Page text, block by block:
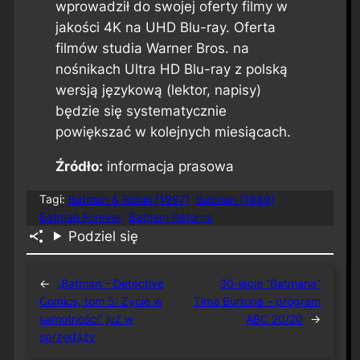
wprowadził do swojej oferty filmy w
jakości 4K na UHD Blu-ray. Oferta
filmów studia Warner Bros. na
nośnikach Ultra HD Blu-ray z polską
wersją językową (lektor, napisy)
będzie się systematycznie
powiększać w kolejnych miesiącach.
Źródło: informacja prasowa
Tagi: Batman & Robin (1997) Batman (1989)
Batman Forever Batman Returns
Podziel się
←
„Batman – Detective
Comics, tom 5: Życie w
samotności” już w
sprzedaży
30-lecie “Batmana”
Tima Burtona – program
ABC 20/20
→